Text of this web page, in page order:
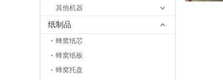
其他机器
纸制品
蜂窝纸芯
蜂窝纸板
蜂窝托盘